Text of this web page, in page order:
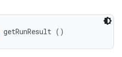
getRunResult ()